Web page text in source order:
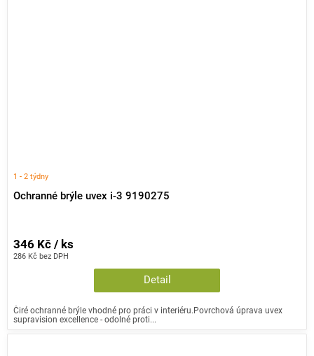
Ochranné brýle uvex i-3 9190275
1 - 2 týdny
286 Kč bez DPH
346 Kč / ks
Detail
Čiré ochranné brýle vhodné pro práci v interiéru.Povrchová úprava uvex
supravision excellence - odolné proti...